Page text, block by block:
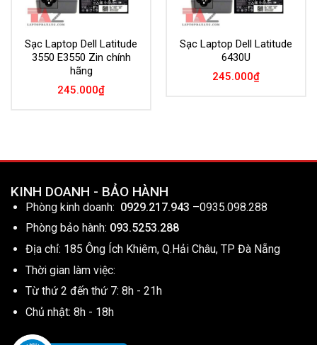
Sạc Laptop Dell Latitude
3550 E3550 Zin chính
hãng
245.000₫
Sạc Laptop Dell Latitude
6430U
245.000₫
KINH DOANH - BẢO HÀNH
Phòng kinh doanh: 0929.217.943 –0935.098.288
Phòng bảo hành: 093.5253.288
Địa chỉ: 185 Ông Ích Khiêm, Q.Hải Châu, TP Đà Nẵng
Thời gian làm việc:
Từ thứ 2 đến thứ 7: 8h - 21h
Chủ nhật: 8h - 18h